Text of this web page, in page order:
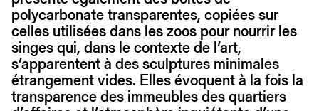
polycarbonate transparentes, copiées sur
celles utilisées dans les zoos pour nourrir les
singes qui, dans le contexte de l’art,
s’apparentent à des sculptures minimales
étrangement vides. Elles évoquent à la fois la
transparence des immeubles des quartiers